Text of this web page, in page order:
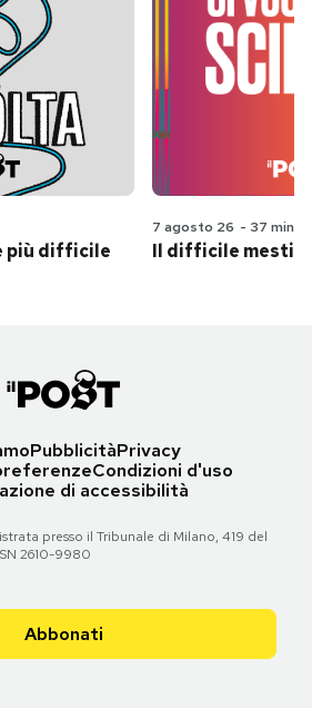
più difficile
7 agosto 26 - 37 min
Il difficile
PubblicitàPrivacy
Condizioni d'uso
di accessibilità
presso il Tribunale di Milano, 419 del
2610-9980
Abbonati